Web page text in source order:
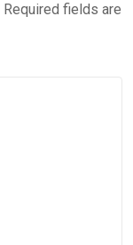
Required fields are